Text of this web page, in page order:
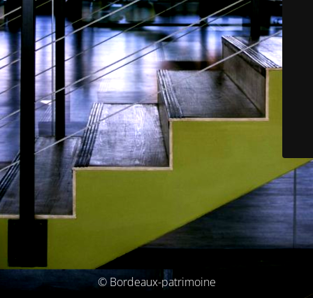
© Bordeaux-patrimoine